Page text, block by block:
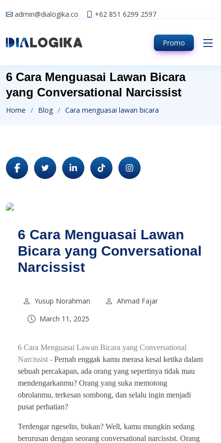
admin@dialogika.co +62 851 6299 2597
Promo
6 Cara Menguasai Lawan Bicara
yang Conversational Narcissist
Home Blog Cara menguasai lawan bicara
6 Cara Menguasai Lawan
Bicara yang Conversational
Narcissist
Yusup Norahman
Ahmad Fajar
March 11, 2025
6 Cara Menguasai Lawan Bicara yang Conversational
Narcissist - Pernah enggak kamu merasa kesal ketika dalam
sebuah percakapan, ada orang yang sepertinya tidak mau
mendengarkanmu? Orang yang suka memotong
obrolanmu, terkesan sombong, dan selalu ingin menjadi
pusat perhatian?
Terdengar ngeselin, bukan? Well, kamu mungkin sedang
berurusan dengan seorang conversational narcissist. Orang